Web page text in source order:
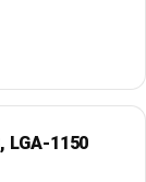
LGA-1150